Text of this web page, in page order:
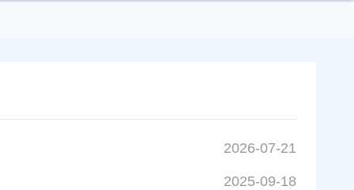
2026-07-21
2025-09-18